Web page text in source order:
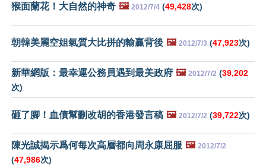
猴面蘭花！大自然的神奇 🖼️ 2012/7/4 (49,428次)
朝韓美麗空姐氣質大比拼的輸贏背後 🖼️ 2012/7/3 (47,923次)
新華網版：最幸運公務員遇到最美政府 🖼️ 2012/7/2 (39,202
次)
砸了腳！血債幫刪改胡的香港發言稿 🖼️ 2012/7/2 (39,722次)
陳光誠揭示爲何每次高層都向周永康屈服 🖼️ 2012/7/2
(47,986次)